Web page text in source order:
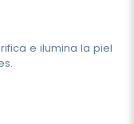
e ilumina la piel